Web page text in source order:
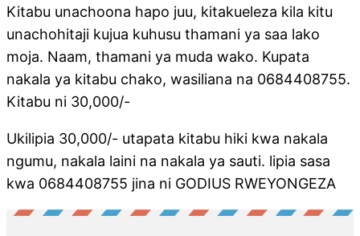
Kitabu unachoona hapo juu, kitakueleza kila kitu
unachohitaji kujua kuhusu thamani ya saa lako
moja. Naam, thamani ya muda wako. Kupata
nakala ya kitabu chako, wasiliana na 0684408755.
Kitabu ni 30,000/-
Ukilipia 30,000/- utapata kitabu hiki kwa nakala
ngumu, nakala laini na nakala ya sauti. lipia sasa
kwa 0684408755 jina ni GODIUS RWEYONGEZA